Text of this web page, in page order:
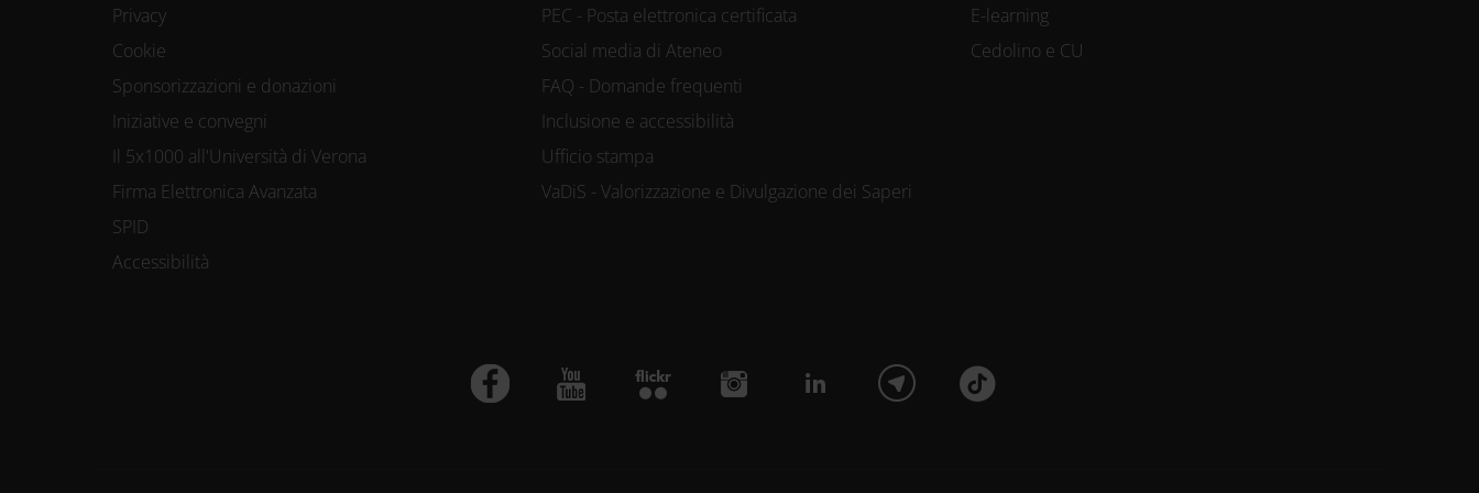
Privacy
Cookie
Sponsorizzazioni e donazioni
Iniziative e convegni
Il 5x1000 all'Università di Verona
Firma Elettronica Avanzata
SPID
Accessibilità
PEC - Posta elettronica certificata
Social media di Ateneo
FAQ - Domande frequenti
Inclusione e accessibilità
Ufficio stampa
VaDiS - Valorizzazione e Divulgazione dei Saperi
E-learning
Cedolino e CU